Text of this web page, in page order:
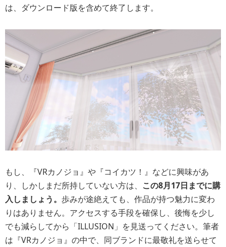
は、ダウンロード版を含めて終了します。
もし、『VRカノジョ』や『コイカツ！』などに興味があ
り、しかしまだ所持していない方は、 この8月17日までに購
入しましょう。 歩みが途絶えても、作品が持つ魅力に変わ
りはありません。アクセスする手段を確保し、後悔を少し
でも減らしてから「ILLUSION」を見送ってください。筆者
は『VRカノジョ』の中で、同ブランドに最敬礼を送らせて